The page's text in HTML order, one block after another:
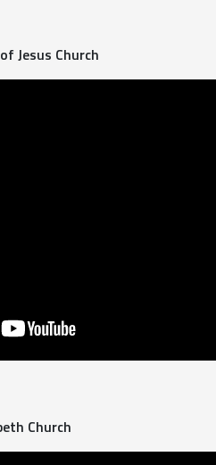
Jesus Church
Church